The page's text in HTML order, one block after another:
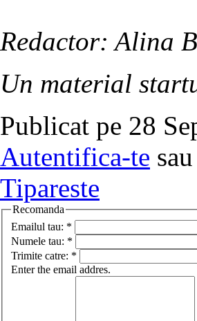
Redactor: Alina
Un material
Publicat pe 28
Autentifica-te sau
Tipareste
Recomanda
Emailul tau: *
Numele tau: *
Trimite catre: *
Enter the email addres.